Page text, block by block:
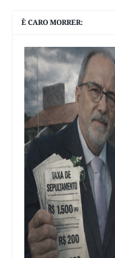
È CARO MORRER: